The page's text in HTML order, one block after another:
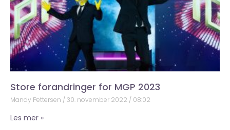
Store forandringer for MGP 2023
Mandy Pettersen 30. november 2022 08:02
Les mer »